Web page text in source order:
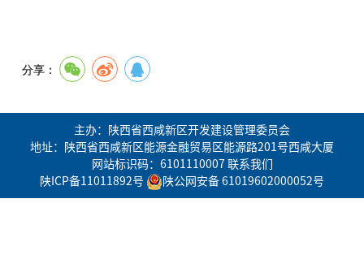
分享：
主办：陕西省西咸新区开发建设管理委员会
地址：陕西省西咸新区能源金融贸易区能源路201号西咸大厦
网站标识码：6101110007 联系我们
陕ICP备11011892号
陕公网安备 61019602000052号